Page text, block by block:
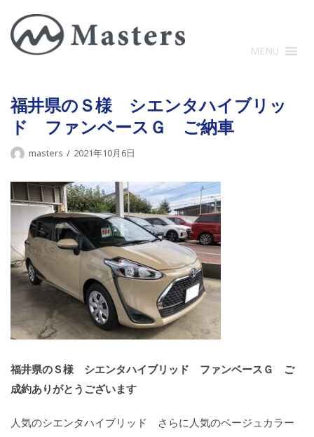
コ
ン
テ
に
ス
キ
ッ
MENU
福井県のＳ様 シエンタハイブリッ
ド ファンベースＧ ご納車
masters 2021年10月6日
福井県のＳ様 シエンタハイブリッド ファンベースＧ ご
成約ありがとうございます
人気のシエンタハイブリッド さらに人気のベージュカラー